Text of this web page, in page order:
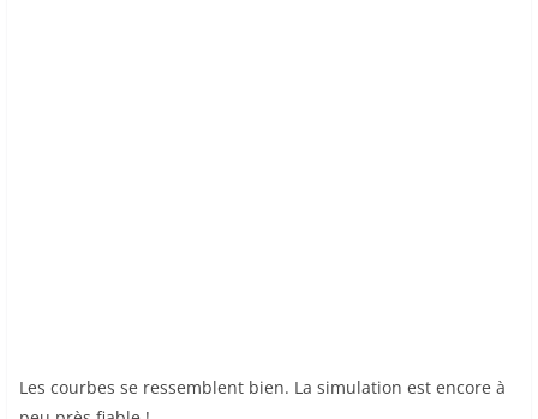
Les courbes se ressemblent bien. La simulation est encore à